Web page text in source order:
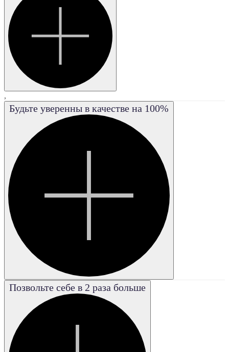
VVS1
VVS2
FL
Poor
,
Будьте уверенны в качестве на 100%
Позвольте себе в 2 раза больше